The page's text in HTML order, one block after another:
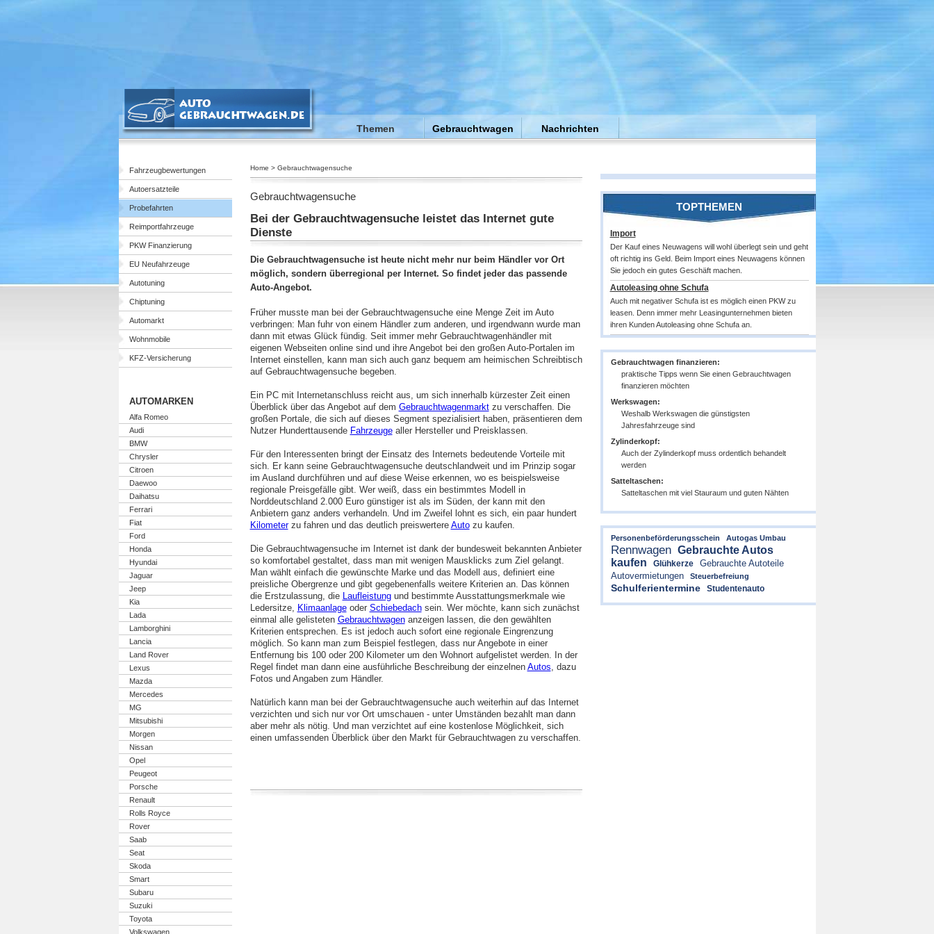
Themen Gebrauchtwagen Nachrichten
Fahrzeugbewertungen
Autoersatzteile
Probefahrten
Reimportfahrzeuge
PKW Finanzierung
EU Neufahrzeuge
Autotuning
Chiptuning
Automarkt
Wohnmobile
KFZ-Versicherung
AUTOMARKEN
Alfa Romeo
Audi
BMW
Chrysler
Citroen
Daewoo
Daihatsu
Ferrari
Fiat
Ford
Honda
Hyundai
Jaguar
Jeep
Kia
Lada
Lamborghini
Lancia
Land Rover
Lexus
Mazda
Mercedes
MG
Mitsubishi
Morgen
Nissan
Opel
Peugeot
Porsche
Renault
Rolls Royce
Rover
Saab
Seat
Skoda
Smart
Subaru
Suzuki
Toyota
Volkswagen
Home > Gebrauchtwagensuche
Gebrauchtwagensuche
Bei der Gebrauchtwagensuche leistet das Internet gute
Dienste
Die Gebrauchtwagensuche ist heute nicht mehr nur beim Händler vor Ort
möglich, sondern überregional per Internet. So findet jeder das passende
Auto-Angebot.
Früher musste man bei der Gebrauchtwagensuche eine Menge Zeit im Auto
verbringen: Man fuhr von einem Händler zum anderen, und irgendwann wurde man
dann mit etwas Glück fündig. Seit immer mehr Gebrauchtwagenhändler mit
eigenen Webseiten online sind und ihre Angebot bei den großen Auto-Portalen im
Internet einstellen, kann man sich auch ganz bequem am heimischen Schreibtisch
auf Gebrauchtwagensuche begeben.
Ein PC mit Internetanschluss reicht aus, um sich innerhalb kürzester Zeit einen
Überblick über das Angebot auf dem Gebrauchtwagenmarktzu verschaffen. Die
großen Portale, die sich auf dieses Segment spezialisiert haben, präsentieren dem
Nutzer Hunderttausende Fahrzeugealler Hersteller und Preisklassen.
Für den Interessenten bringt der Einsatz des Internets bedeutende Vorteile mit
sich. Er kann seine Gebrauchtwagensuche deutschlandweit und im Prinzip sogar
im Ausland durchführen und auf diese Weise erkennen, wo es beispielsweise
regionale Preisgefälle gibt. Wer weiß, dass ein bestimmtes Modell in
Norddeutschland 2.000 Euro günstiger ist als im Süden, der kann mit den
Anbietern ganz anders verhandeln. Und im Zweifel lohnt es sich, ein paar hundert
Kilometerzu fahren und das deutlich preiswertere Autozu kaufen.
Die Gebrauchtwagensuche im Internet ist dank der bundesweit bekannten Anbieter
so komfortabel gestaltet, dass man mit wenigen Mausklicks zum Ziel gelangt.
Man wählt einfach die gewünschte Marke und das Modell aus, definiert eine
preisliche Obergrenze und gibt gegebenenfalls weitere Kriterien an. Das können
die Erstzulassung, die Laufleistungund bestimmte Ausstattungsmerkmale wie
Ledersitze, Klimaanlageoder Schiebedachsein. Wer möchte, kann sich zunächst
einmal alle gelisteten Gebrauchtwagenanzeigen lassen, die den gewählten
Kriterien entsprechen. Es ist jedoch auch sofort eine regionale Eingrenzung
möglich. So kann man zum Beispiel festlegen, dass nur Angebote in einer
Entfernung bis 100 oder 200 Kilometer um den Wohnort aufgelistet werden. In der
Regel findet man dann eine ausführliche Beschreibung der einzelnen Autos, dazu
Fotos und Angaben zum Händler.
Natürlich kann man bei der Gebrauchtwagensuche auch weiterhin auf das Internet
verzichten und sich nur vor Ort umschauen - unter Umständen bezahlt man dann
aber mehr als nötig. Und man verzichtet auf eine kostenlose Möglichkeit, sich
einen umfassenden Überblick über den Markt für Gebrauchtwagen zu verschaffen.
TOPTHEMEN
Import
Der Kauf eines Neuwagens will wohl überlegt sein und geht
oft richtig ins Geld. Beim Import eines Neuwagens können
Sie jedoch ein gutes Geschäft machen.
Autoleasing ohne Schufa
Auch mit negativer Schufa ist es möglich einen PKW zu
leasen. Denn immer mehr Leasingunternehmen bieten
ihren Kunden Autoleasing ohne Schufa an.
Gebrauchtwagen finanzieren:
praktische Tipps wenn Sie einen Gebrauchtwagen
finanzieren möchten
Werkswagen:
Weshalb Werkswagen die günstigsten
Jahresfahrzeuge sind
Zylinderkopf:
Auch der Zylinderkopf muss ordentlich behandelt
werden
Satteltaschen:
Satteltaschen mit viel Stauraum und guten Nähten
Personenbeförderungsschein Autogas Umbau
Rennwagen Gebrauchte Autos
kaufen
Glühkerze
Gebrauchte Autoteile
Autovermietungen
Steuerbefreiung
Schulferientermine Studentenauto